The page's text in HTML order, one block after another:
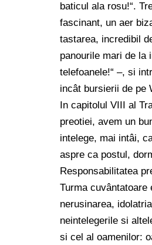
baticul ala rosu!“.
fascinant, un aer
tastarea, incredibil
panourile mari de la
telefoanele!“ –, si
incât bursierii de pe
In capitolul VIII al
preotiei, avem un
intelege, mai intâi,
aspre ca postul,
Responsabilitatea
Turma cuvântatoare
nerusinarea,
neintelegerile si
si cel al oamenilor: